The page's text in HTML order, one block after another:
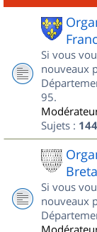
Si vous
nouveaux
95.
Sujets : 144
Si vous
nouveaux